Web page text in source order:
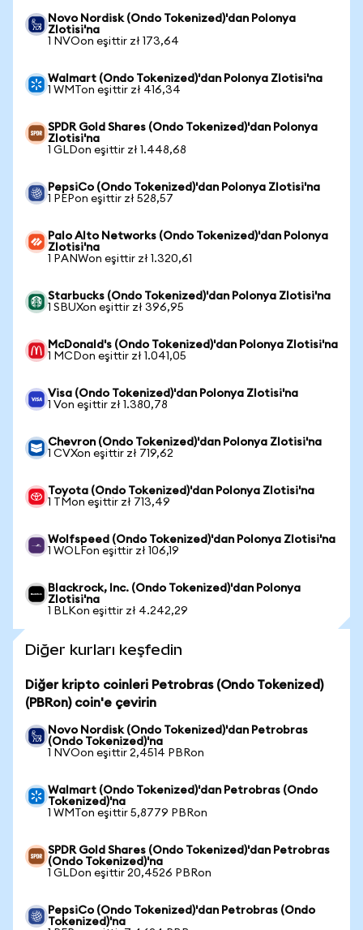
Novo Nordisk (Ondo Tokenized)'dan Polonya
Zlotisi'na
1 NVOon eşittir zł 173,64
Walmart (Ondo Tokenized)'dan Polonya Zlotisi'na
1 WMTon eşittir zł 416,34
SPDR Gold Shares (Ondo Tokenized)'dan Polonya
Zlotisi'na
1 GLDon eşittir zł 1.448,68
PepsiCo (Ondo Tokenized)'dan Polonya Zlotisi'na
1 PEPon eşittir zł 528,57
Palo Alto Networks (Ondo Tokenized)'dan Polonya
Zlotisi'na
1 PANWon eşittir zł 1.320,61
Starbucks (Ondo Tokenized)'dan Polonya Zlotisi'na
1 SBUXon eşittir zł 396,95
McDonald's (Ondo Tokenized)'dan Polonya Zlotisi'na
1 MCDon eşittir zł 1.041,05
Visa (Ondo Tokenized)'dan Polonya Zlotisi'na
1 Von eşittir zł 1.380,78
Chevron (Ondo Tokenized)'dan Polonya Zlotisi'na
1 CVXon eşittir zł 719,62
Toyota (Ondo Tokenized)'dan Polonya Zlotisi'na
1 TMon eşittir zł 713,49
Wolfspeed (Ondo Tokenized)'dan Polonya Zlotisi'na
1 WOLFon eşittir zł 106,19
Blackrock, Inc. (Ondo Tokenized)'dan Polonya
Zlotisi'na
1 BLKon eşittir zł 4.242,29
Diğer kurları keşfedin
Diğer kripto coinleri Petrobras (Ondo Tokenized)
(PBRon) coin'e çevirin
Novo Nordisk (Ondo Tokenized)'dan Petrobras
(Ondo Tokenized)'na
1 NVOon eşittir 2,4514 PBRon
Walmart (Ondo Tokenized)'dan Petrobras (Ondo
Tokenized)'na
1 WMTon eşittir 5,8779 PBRon
SPDR Gold Shares (Ondo Tokenized)'dan Petrobras
(Ondo Tokenized)'na
1 GLDon eşittir 20,4526 PBRon
PepsiCo (Ondo Tokenized)'dan Petrobras (Ondo
Tokenized)'na